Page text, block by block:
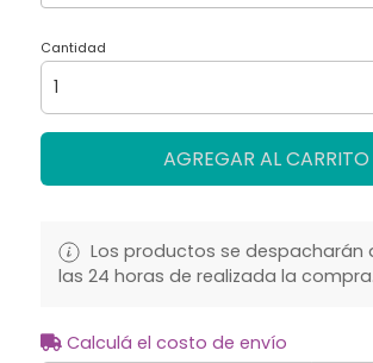
Cantidad
AGREGAR AL CARRITO
Los productos se despacharán
las 24 horas de realizada la compra.
Calculá el costo de envío